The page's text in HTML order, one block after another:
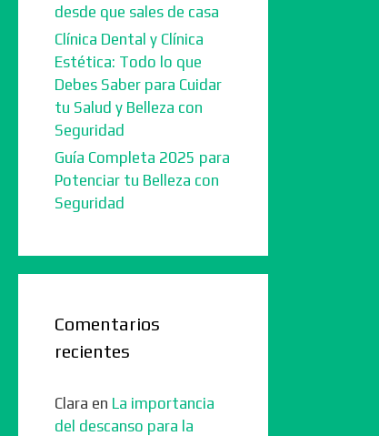
desde que sales de casa
Clínica Dental y Clínica
Estética: Todo lo que
Debes Saber para Cuidar
tu Salud y Belleza con
Seguridad
Guía Completa 2025 para
Potenciar tu Belleza con
Seguridad
Comentarios
recientes
Clara en La importancia
del descanso para la